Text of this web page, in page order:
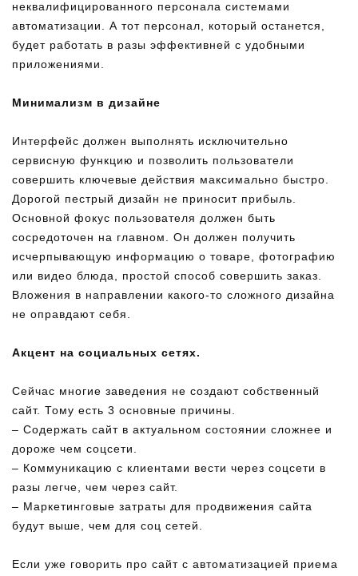
неквалифицированного персонала системами
автоматизации. А тот персонал, который останется,
будет работать в разы эффективней с удобными
приложениями.
Минимализм в дизайне
Интерфейс должен выполнять исключительно
сервисную функцию и позволить пользователи
совершить ключевые действия максимально быстро.
Дорогой пестрый дизайн не приносит прибыль.
Основной фокус пользователя должен быть
сосредоточен на главном. Он должен получить
исчерпывающую информацию о товаре, фотографию
или видео блюда, простой способ совершить заказ.
Вложения в направлении какого-то сложного дизайна
не оправдают себя.
Акцент на социальных сетях.
Сейчас многие заведения не создают собственный
сайт. Тому есть 3 основные причины.
– Содержать сайт в актуальном состоянии сложнее и
дороже чем соцсети.
– Коммуникацию с клиентами вести через соцсети в
разы легче, чем через сайт.
– Маркетинговые затраты для продвижения сайта
будут выше, чем для соц сетей.
Если уже говорить про сайт с автоматизацией приема